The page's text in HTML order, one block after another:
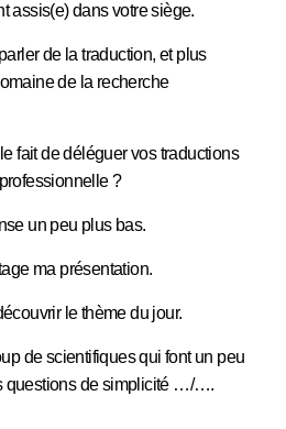
assis(e) dans votre siège.
de la traduction, et plus
de la recherche
fait de déléguer vos traductions
?
un peu plus bas.
ma présentation.
le thème du jour.
de scientifiques qui font un peu
questions de simplicité …/….